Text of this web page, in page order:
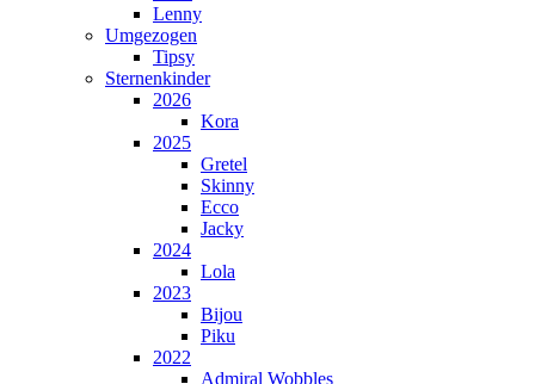
Lenny
Umgezogen
Tipsy
Sternenkinder
2026
Kora
2025
Gretel
Skinny
Ecco
Jacky
2024
Lola
2023
Bijou
Piku
2022
Admiral Wobbles